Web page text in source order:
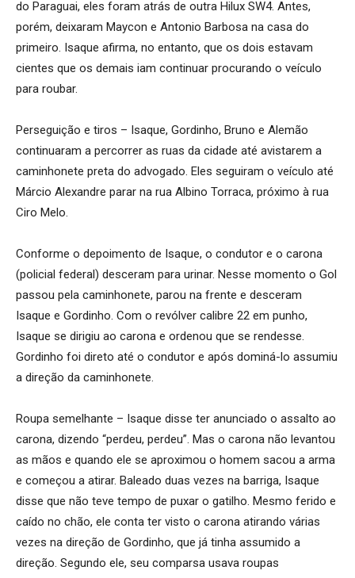
do Paraguai, eles foram atrás de outra Hilux SW4. Antes,
porém, deixaram Maycon e Antonio Barbosa na casa do
primeiro. Isaque afirma, no entanto, que os dois estavam
cientes que os demais iam continuar procurando o veículo
para roubar.
Perseguição e tiros – Isaque, Gordinho, Bruno e Alemão
continuaram a percorrer as ruas da cidade até avistarem a
caminhonete preta do advogado. Eles seguiram o veículo até
Márcio Alexandre parar na rua Albino Torraca, próximo à rua
Ciro Melo.
Conforme o depoimento de Isaque, o condutor e o carona
(policial federal) desceram para urinar. Nesse momento o Gol
passou pela caminhonete, parou na frente e desceram
Isaque e Gordinho. Com o revólver calibre 22 em punho,
Isaque se dirigiu ao carona e ordenou que se rendesse.
Gordinho foi direto até o condutor e após dominá-lo assumiu
a direção da caminhonete.
Roupa semelhante – Isaque disse ter anunciado o assalto ao
carona, dizendo “perdeu, perdeu”. Mas o carona não levantou
as mãos e quando ele se aproximou o homem sacou a arma
e começou a atirar. Baleado duas vezes na barriga, Isaque
disse que não teve tempo de puxar o gatilho. Mesmo ferido e
caído no chão, ele conta ter visto o carona atirando várias
vezes na direção de Gordinho, que já tinha assumido a
direção. Segundo ele, seu comparsa usava roupas